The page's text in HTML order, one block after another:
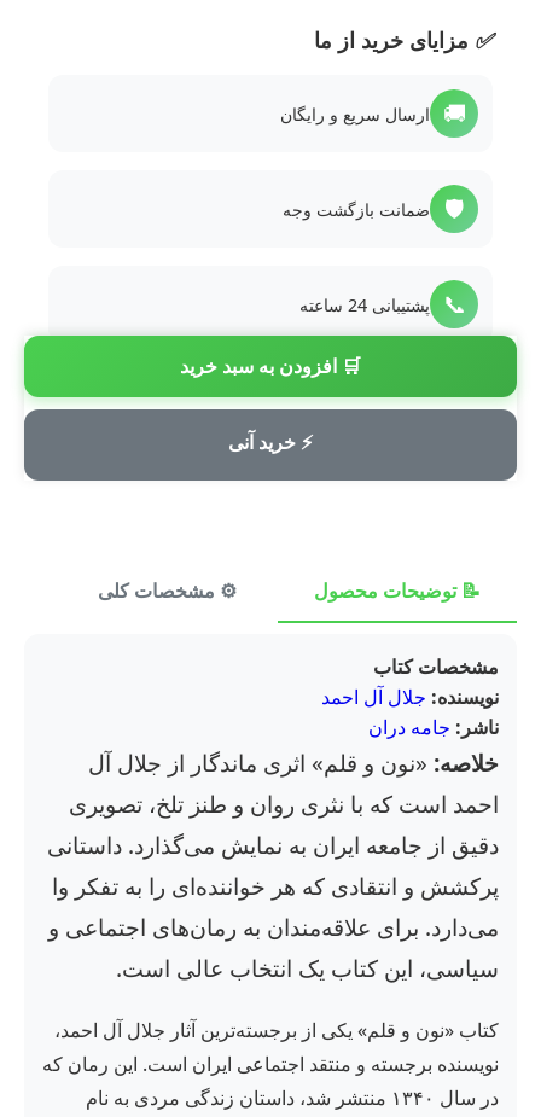
🛒 افزودن به سبد خرید
⚡ خرید آنی
✅ مزایای خرید از ما
🚚 ارسال سریع و رایگان
🛡️ ضمانت بازگشت وجه
📞 پشتیبانی 24 ساعته
💳 پرداخت امن
📝 توضیحات محصول ⚙️ مشخصات کلی
مشخصات کتاب
نویسنده: جلال آل احمد
ناشر: جامه دران
خلاصه: «نون و قلم» اثری ماندگار از جلال آل
احمد است که با نثری روان و طنز تلخ، تصویری
دقیق از جامعه ایران به نمایش می‌گذارد. داستانی
پرکشش و انتقادی که هر خواننده‌ای را به تفکر وا
می‌دارد. برای علاقه‌مندان به رمان‌های اجتماعی و
سیاسی، این کتاب یک انتخاب عالی است.
کتاب «نون و قلم» یکی از برجسته‌ترین آثار جلال آل احمد،
نویسنده برجسته و منتقد اجتماعی ایران است. این رمان که
در سال ۱۳۴۰ منتشر شد، داستان زندگی مردی به نام